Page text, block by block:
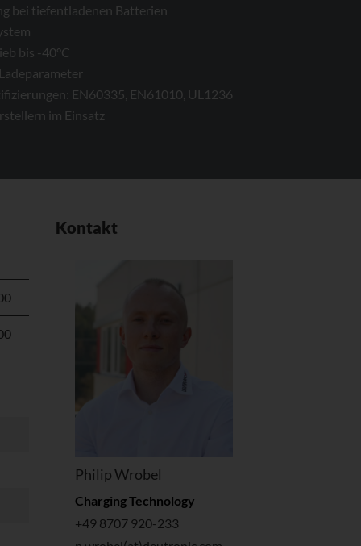
bei tiefentladenen Batterien
bis -40°C
EN60335, EN61010, UL1236
im Einsatz
Kontakt
Philip Wrobel
Charging Technology
+49 8707 920-233